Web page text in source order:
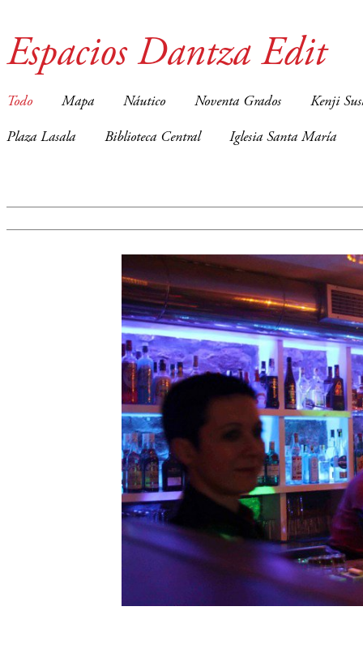
Espacios Dantza Edit
Todo Mapa Náutico Noventa Grados Kenji
Plaza Lasala Biblioteca Central Iglesia Santa María